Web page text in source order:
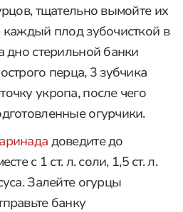
тщательно вымойте их
каждый плод зубочисткой в
дно стерильной банки
перца, 3 зубчика
укропа, после чего
огурчики.
доведите до
с 1 ст. л. соли, 1,5 ст. л.
Залейте огурцы
банку